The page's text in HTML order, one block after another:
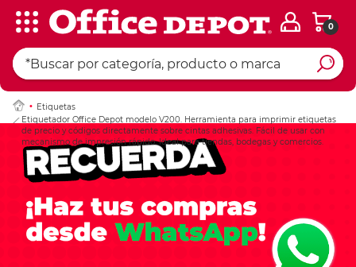
0
Etiquetas
Etiquetador Office Depot modelo V200. Herramienta para imprimir etiquetas
de precio y códigos directamente sobre cintas adhesivas. Fácil de usar con
mecanismo de impresión rápido. Ideal para tiendas, bodegas y comercios.
Ingresar Codigo